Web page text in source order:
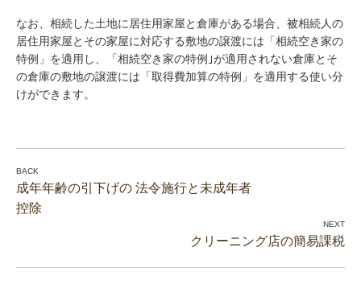
なお、相続した土地に居住用家屋と倉庫がある場合、被相続人の
居住用家屋とその家屋に対応する敷地の譲渡には「相続空き家の
特例」を適用し、「相続空き家の特例｣が適用されない倉庫とそ
の倉庫の敷地の譲渡には「取得費加算の特例」を適用する使い分
けができます。
成年年齢の引下げの 法令施行と未成年者
控除
クリーニング店の簡易課税